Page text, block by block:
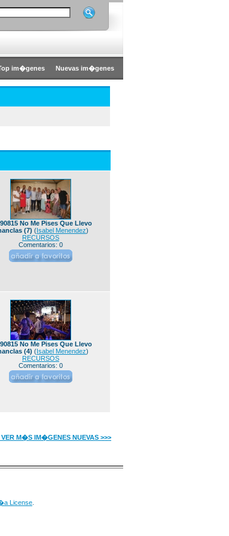
im�genes Nuevas im�genes
No Me Pises Que Llevo
(7) (Isabel Menendez)
RECURSOS
Comentarios: 0
No Me Pises Que Llevo
(4) (Isabel Menendez)
RECURSOS
Comentarios: 0
VER M�S IM�GENES NUEVAS >>>
License